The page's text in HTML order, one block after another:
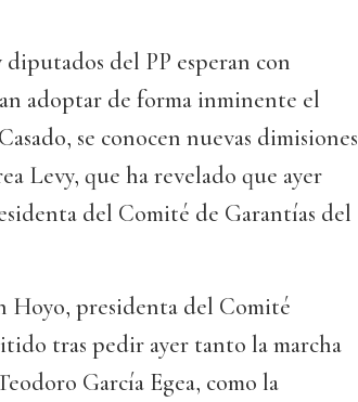
del PP esperan con
adoptar de forma inminente el
se conocen nuevas dimisiones
Levy, que ha revelado que ayer
del Comité de Garantías del
Hoyo, presidenta del Comité
tras pedir ayer tanto la marcha
García Egea, como la